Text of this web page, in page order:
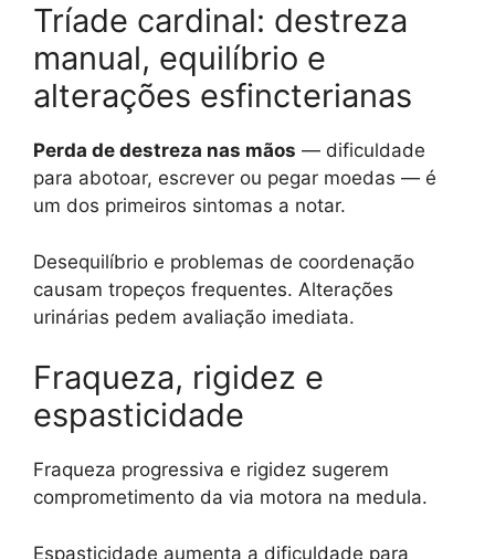
Tríade cardinal: destreza
manual, equilíbrio e
alterações esfincterianas
Perda de destreza nas mãos — dificuldade
para abotoar, escrever ou pegar moedas — é
um dos primeiros sintomas a notar.
Desequilíbrio e problemas de coordenação
causam tropeços frequentes. Alterações
urinárias pedem avaliação imediata.
Fraqueza, rigidez e
espasticidade
Fraqueza progressiva e rigidez sugerem
comprometimento da via motora na medula.
Espasticidade aumenta a dificuldade para